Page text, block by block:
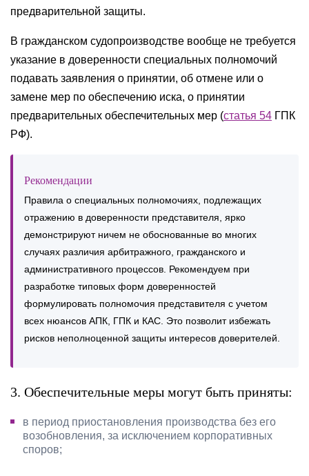
предварительной защиты.
В гражданском судопроизводстве вообще не требуется
указание в доверенности специальных полномочий
подавать заявления о принятии, об отмене или о
замене мер по обеспечению иска, о принятии
предварительных обеспечительных мер (статья 54 ГПК
РФ).
Рекомендации
Правила о специальных полномочиях, подлежащих
отражению в доверенности представителя, ярко
демонстрируют ничем не обоснованные во многих
случаях различия арбитражного, гражданского и
административного процессов. Рекомендуем при
разработке типовых форм доверенностей
формулировать полномочия представителя с учетом
всех нюансов АПК, ГПК и КАС. Это позволит избежать
рисков неполноценной защиты интересов доверителей.
3. Обеспечительные меры могут быть приняты:
в период приостановления производства без его
возобновления, за исключением корпоративных
споров;